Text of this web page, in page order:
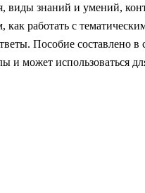
виды знаний и умений,
работать с
Пособие составлено в
может использоваться